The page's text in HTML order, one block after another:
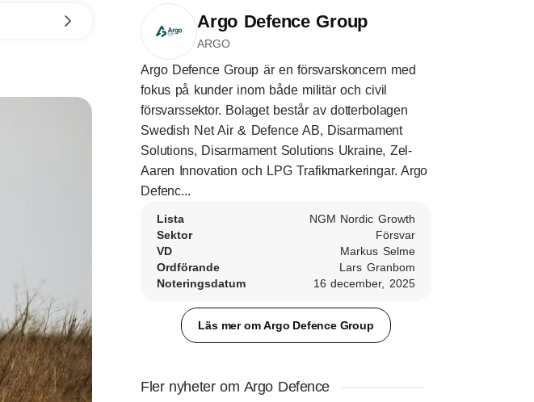
Argo Defence Group
ARGO
Argo Defence Group är en försvarskoncern med
fokus på kunder inom både militär och civil
försvarssektor. Bolaget består av dotterbolagen
Swedish Net Air & Defence AB, Disarmament
Solutions, Disarmament Solutions Ukraine, Zel-
Aaren Innovation och LPG Trafikmarkeringar. Argo
Defenc...
Lista
NGM Nordic Growth
Sektor
Försvar
VD
Markus Selme
Ordförande
Lars Granbom
Noteringsdatum
16 december, 2025
Läs mer om Argo Defence Group
Fler nyheter om Argo Defence